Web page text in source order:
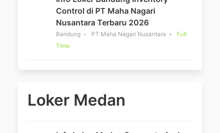
Control di PT Maha Nagari
Nusantara Terbaru 2026
Bandung PT Maha Nagari Nusantara
Full
Time
Loker Medan